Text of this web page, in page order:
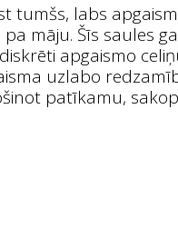
tumšs, labs
māju. Šīs saules
apgaismo
uzlabo
patīkamu,